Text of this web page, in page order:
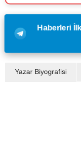
Haberleri
Yazar Biyografisi